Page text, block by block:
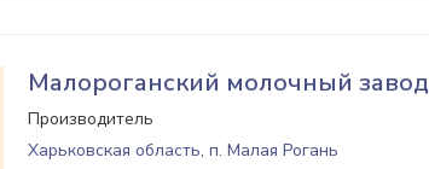
Малороганский молочный завод
Производитель
Харьковская область, п. Малая Рогань